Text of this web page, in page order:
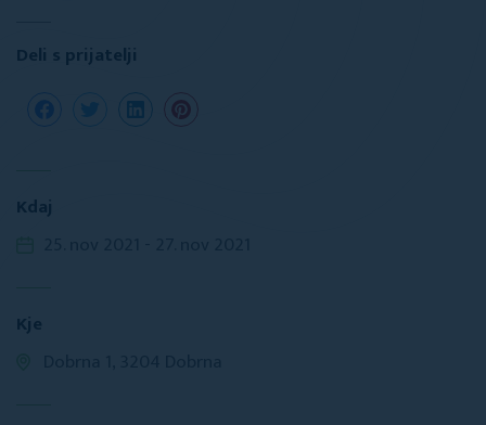
Deli s prijatelji
Kdaj
Kje